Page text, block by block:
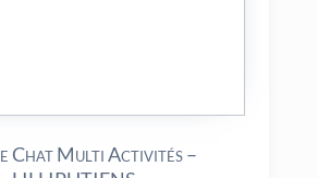
Chat Multi Activités –